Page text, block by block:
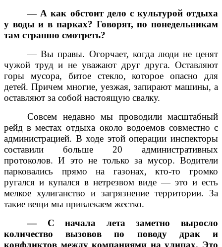
— А как обстоит дело с культурой отдыха
у воды и в парках? Говорят, по понедельникам
там страшно смотреть?
— Вы правы. Огорчает, когда люди не ценят
чужой труд и не уважают друг друга. Оставляют
горы мусора, битое стекло, которое опасно для
детей. Причем многие, уезжая, запирают машины, а
оставляют за собой настоящую свалку.
Совсем недавно мы проводили масштабный
рейд в местах отдыха около водоемов совместно с
администрацией. В ходе этой операции инспекторы
составили больше 20 административных
протоколов. И это не только за мусор. Водители
парковались прямо на газонах, кто-то громко
ругался и купался в нетрезвом виде — это и есть
мелкое хулиганство и загрязнение территории. За
такие вещи мы привлекаем жестко.
— С начала лета заметно выросло
количество вызовов по поводу драк и
конфликтов между компаниями на улицах. Это